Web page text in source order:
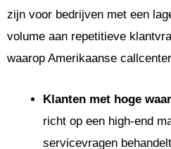
zijn voor bedrijven met een
volume aan repetitieve
waarop Amerikaanse
Klanten met hoge
richt op een high-end
servicevragen